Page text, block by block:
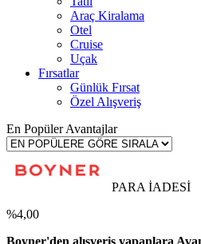
Araç Kiralama
Otel
Cruise
Uçak
Fırsatlar
Günlük Fırsat
Özel Alışveriş
En Popüler Avantajlar
PARA İADESİ
%4,00
Boyner'den alışveriş yapanlara